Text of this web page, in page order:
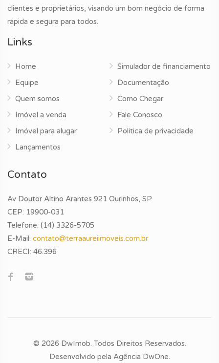
clientes e proprietários, visando um bom negócio de forma
rápida e segura para todos.
Links
Home
Equipe
Quem somos
Imóvel a venda
Imóvel para alugar
Lançamentos
Simulador de financiamento
Documentação
Como Chegar
Fale Conosco
Politica de privacidade
Contato
Av Doutor Altino Arantes 921 Ourinhos, SP
CEP: 19900-031
Telefone: (14) 3326-5705
E-Mail: contato@terraaureiimoveis.com.br
CRECI: 46.396
© 2026 DwImob. Todos Direitos Reservados.
Desenvolvido pela Agência DwOne.